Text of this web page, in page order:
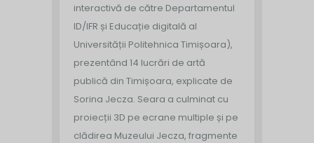
interactivă de către Departamentul
ID/IFR și Educație digitală al
Universității Politehnica Timișoara),
prezentând 14 lucrări de artă
publică din Timișoara, explicate de
Sorina Jecza. Seara a culminat cu
proiecții 3D pe ecrane multiple și pe
clădirea Muzeului Jecza, fragmente